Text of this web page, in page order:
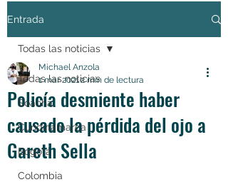
Entrada
Todas las noticias
Soacha
Cundinamarca
Bogotá
Colombia
Todas las noticias
Policía desmiente haber
causado la pérdida del ojo a
Gareth Sella
Michael Anzola
1 mar 20212 min de lectura